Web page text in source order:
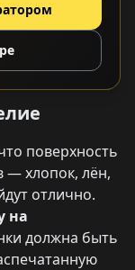
поверхность
— хлопок, лён,
отлично.
на
должна быть